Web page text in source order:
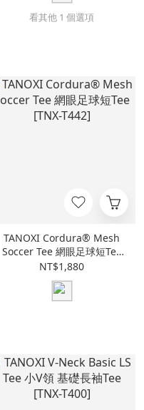
看其他 1 個選項
TANOXI Cordura® Mesh
Soccer Tee 網眼足球短Tee
[TNX-T442]
NT$1,880